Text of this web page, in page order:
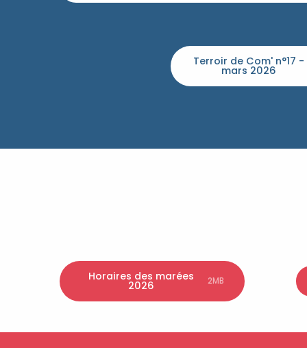
Terroir de Com' n°17 -
mars 2026
Horaires des marées
2026 2MB